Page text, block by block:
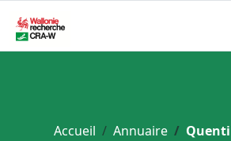
Accueil Annuaire